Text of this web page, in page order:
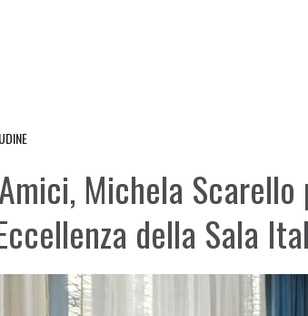
UDINE
Michela
della Sala